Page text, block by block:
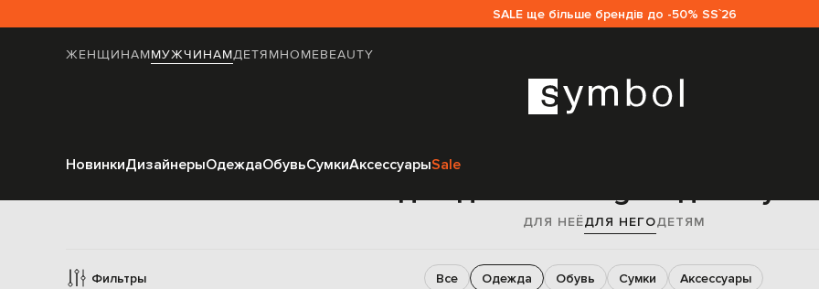
SALE ще більше брендів до -50% SS`26
ЖЕНЩИНАММУЖЧИНАМДЕТЯМHOMEBEAUTY
НовинкиДизайнерыОдеждаОбувьСумкиАксессуарыSale
ДЛЯ НЕЁДЛЯ НЕГОДЕТЯМ
Фильтры Все Одежда Обувь Сумки Аксессуары